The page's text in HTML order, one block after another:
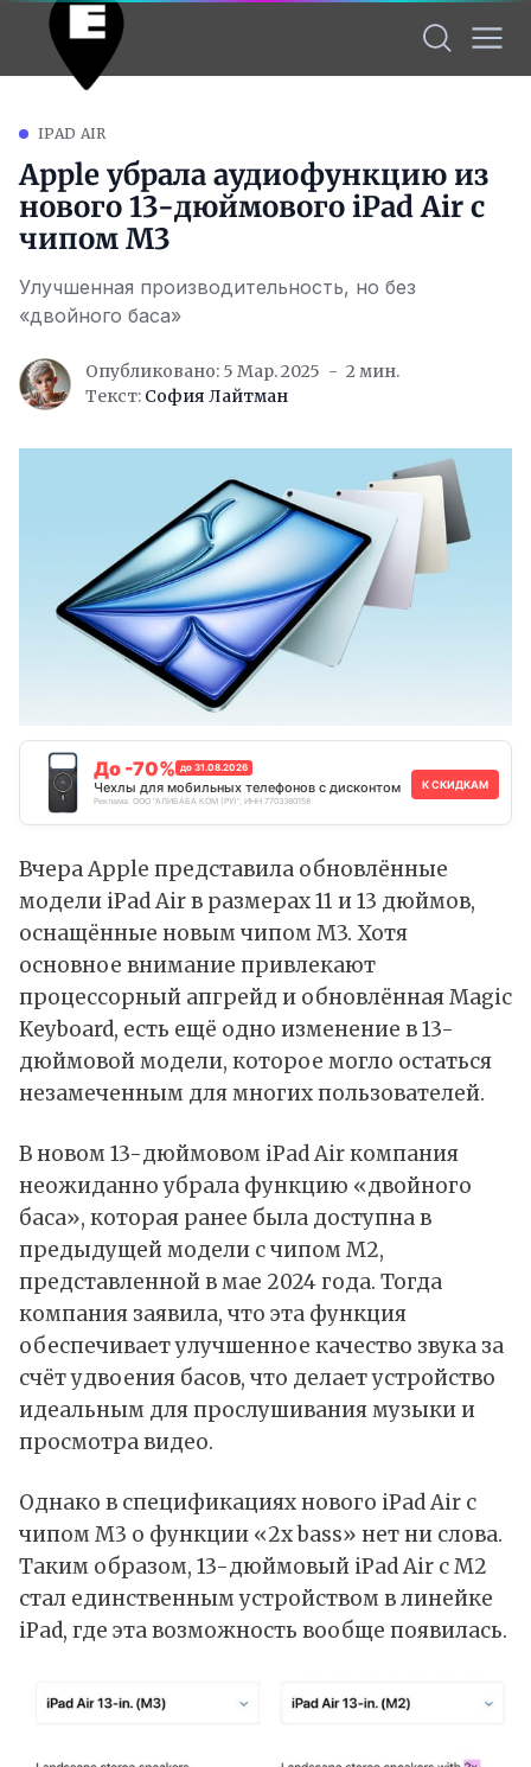
IPAD AIR
Apple убрала аудиофункцию из
нового 13-дюймового iPad Air с
чипом M3
Улучшенная производительность, но без
«двойного баса»
Опубликовано: 5 Мар. 2025
2 мин.
Текст: София Лайтман
До -70% до 31.08.2026
Чехлы для мобильных телефонов с дисконтом
Реклама. ООО "АЛИБАБА.КОМ (РУ)", ИНН 7703380158
К СКИДКАМ
Вчера Apple представила обновлённые
модели iPad Air в размерах 11 и 13 дюймов,
оснащённые новым чипом M3. Хотя
основное внимание привлекают
процессорный апгрейд и обновлённаяMagic
Keyboard, есть ещё одно изменение в 13-
дюймовой модели, которое могло остаться
незамеченным для многих пользователей.
В новом 13-дюймовом iPad Air компания
неожиданно убрала функцию «двойного
баса», которая ранее была доступна в
предыдущей модели с чипомM2,
представленной в мае 2024 года. Тогда
компания заявила, что эта функция
обеспечивает улучшенное качество звука за
счёт удвоения басов, что делает устройство
идеальным для прослушивания музыки и
просмотра видео.
Однако в спецификациях нового iPad Air с
чипомM3 о функции «2x bass» нет ни слова.
Таким образом, 13-дюймовый iPad Air с M2
стал единственным устройством в линейке
iPad, где эта возможность вообще появилась.